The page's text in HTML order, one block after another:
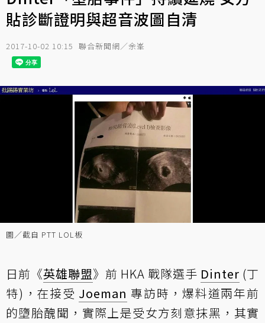
貼診斷證明與超音波圖自清
2017-10-02 10:15 聯合新聞網／余峯
圖／截自 PTT LOL板
日前《英雄聯盟》前 HKA 戰隊選手 Dinter (丁
特)，在接受 Joeman 專訪時，爆料道兩年前
的墮胎醜聞，實際上是受女方刻意抹黑，其實